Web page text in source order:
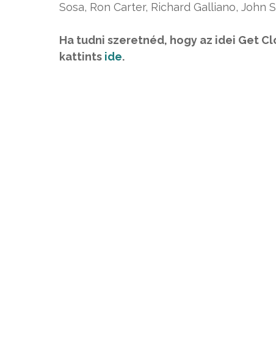
Sosa, Ron Carter, Richard Galliano, John
Ha tudni szeretnéd, hogy az idei Get
kattints ide.